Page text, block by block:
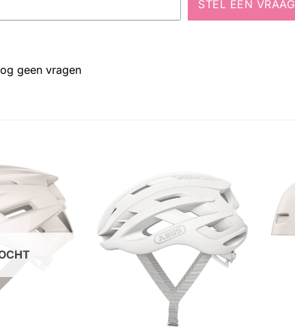
STEL EEN VRAAG
geen vragen